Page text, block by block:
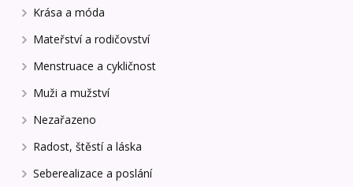
Krása a móda
Mateřství a rodičovství
Menstruace a cykličnost
Muži a mužství
Nezařazeno
Radost, štěstí a láska
Seberealizace a poslání